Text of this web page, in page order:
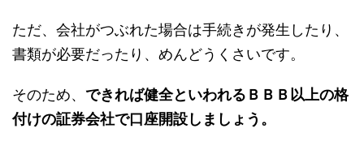
ただ、会社がつぶれた場合は手続きが発生したり、
書類が必要だったり、めんどうくさいです。
そのため、 できれば健全といわれるＢＢＢ以上の格
付けの証券会社で口座開設しましょう。